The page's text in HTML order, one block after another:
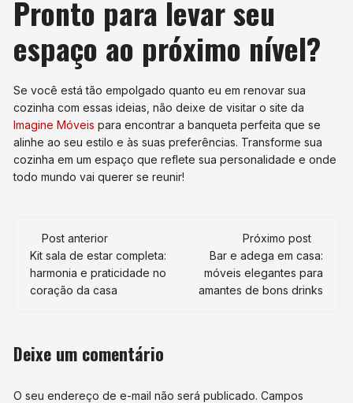
Pronto para levar seu
espaço ao próximo nível?
Se você está tão empolgado quanto eu em renovar sua
cozinha com essas ideias, não deixe de visitar o site da
Imagine Móveis para encontrar a banqueta perfeita que se
alinhe ao seu estilo e às suas preferências. Transforme sua
cozinha em um espaço que reflete sua personalidade e onde
todo mundo vai querer se reunir!
Navegação
de
post
Post anterior
Kit sala de estar completa:
harmonia e praticidade no
coração da casa
Próximo post
Bar e adega em casa:
móveis elegantes para
amantes de bons drinks
Deixe um comentário
O seu endereço de e-mail não será publicado. Campos